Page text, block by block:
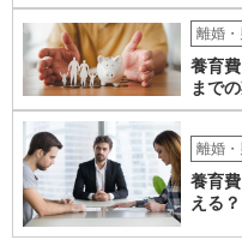
離婚
養育
まで
離婚
養育
える？